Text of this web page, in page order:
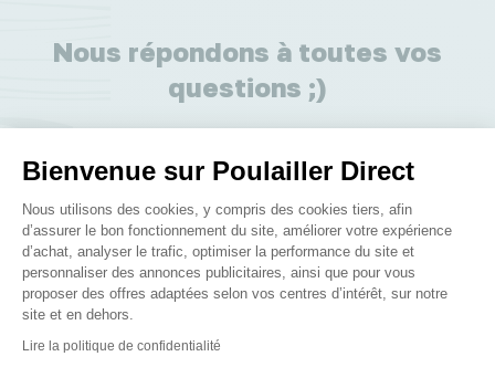
Bienvenue sur Poulailler Direct
Plateforme de Gestion du
Nous utilisons des cookies, y compris des cookies tiers, afin
d’assurer le bon fonctionnement du site, améliorer votre expérience
d’achat, analyser le trafic, optimiser la performance du site et
personnaliser des annonces publicitaires, ainsi que pour vous
proposer des offres adaptées selon vos centres d’intérêt, sur notre
site et en dehors.
Lire la politique de confidentialitéAxeptio consent
Nous répondons à toutes vos
questions ;)
Posez-nous vos questions
Ces produits peuvent vous
intéresser